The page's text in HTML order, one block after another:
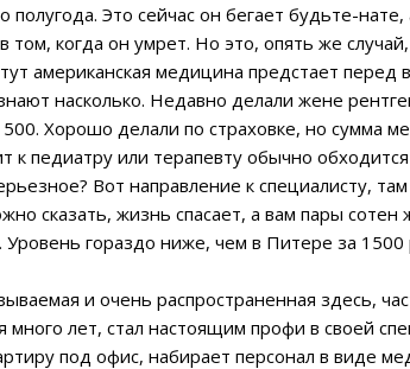
Это сейчас он бегает будьте-
когда он умрет. Но это, опять же
американская медицина предстает перед
насколько. Недавно делали жене
Хорошо делали по страховке, но сумма
к педиатру или терапевту обычно
Вот направление к специалисту,
сказать, жизнь спасает, а вам пары
гораздо ниже, чем в Питере за
и очень распространенная здесь,
много лет, стал настоящим профи в своей
под офис, набирает персонал в виде